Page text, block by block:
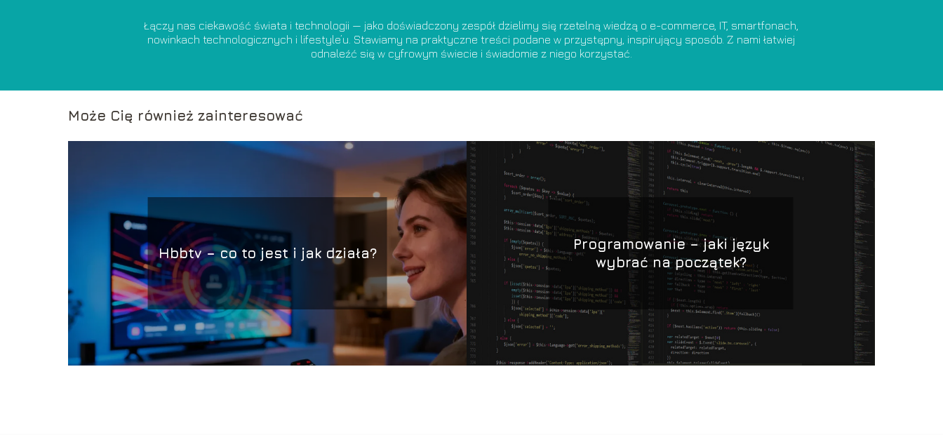
Łączy nas ciekawość świata i technologii — jako doświadczony zespół dzielimy się rzetelną wiedzą o e-commerce, IT, smartfonach,
nowinkach technologicznych i lifestyle’u. Stawiamy na praktyczne treści podane w przystępny, inspirujący sposób. Z nami łatwiej
odnaleźć się w cyfrowym świecie i świadomie z niego korzystać.
Może Cię również zainteresować
Hbbtv – co to jest i jak działa?
Programowanie – jaki język
wybrać na początek?